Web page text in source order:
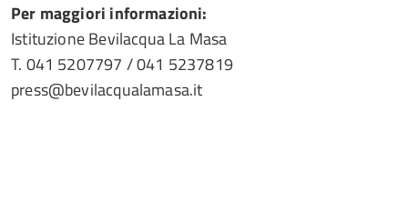
Per maggiori informazioni:
Istituzione Bevilacqua La Masa
T. 041 5207797 / 041 5237819
press@bevilacqualamasa.it